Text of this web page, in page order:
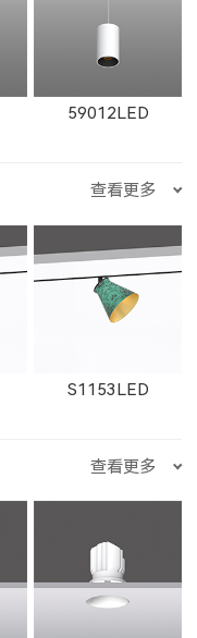
天秤座
1861LED
W1862LED
59012LED
59014LED
5906LED
查看更多
S1153LED
51151LED
查看更多